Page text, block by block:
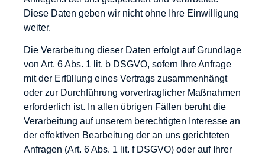
Diese Daten geben wir nicht ohne Ihre Einwilligung
weiter.
Die Verarbeitung dieser Daten erfolgt auf Grundlage
von Art. 6 Abs. 1 lit. b DSGVO, sofern Ihre Anfrage
mit der Erfüllung eines Vertrags zusammenhängt
oder zur Durchführung vorvertraglicher Maßnahmen
erforderlich ist. In allen übrigen Fällen beruht die
Verarbeitung auf unserem berechtigten Interesse an
der effektiven Bearbeitung der an uns gerichteten
Anfragen (Art. 6 Abs. 1 lit. f DSGVO) oder auf Ihrer